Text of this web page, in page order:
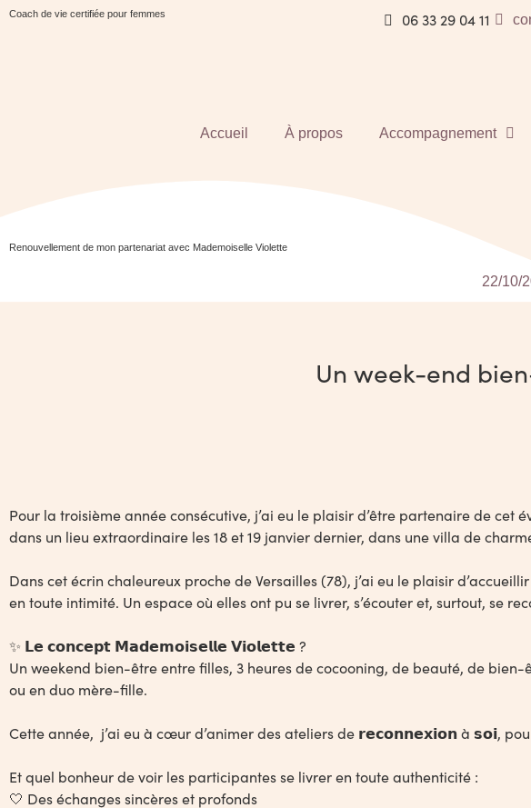
Coach de vie certifiée pour femmes 06 33 29 04 11
Accueil À propos Accompagnement
Renouvellement de mon partenariat avec Mademoiselle Violette
22/10/
Un week-end
Pour la troisième année consécutive, j’ai eu le plaisir d’être partenaire de cet
dans un lieu extraordinaire les 18 et 19 janvier dernier, dans une villa de
Dans cet écrin chaleureux proche de Versailles (78), j’ai eu le plaisir
en toute intimité. Un espace où elles ont pu se livrer, s’écouter et, surtout, se
✨ 𝗟𝗲 𝗰𝗼𝗻𝗰𝗲𝗽𝘁 𝗠𝗮𝗱𝗲𝗺𝗼𝗶𝘀𝗲𝗹𝗹𝗲 𝗩𝗶𝗼𝗹𝗲𝘁𝘁𝗲 ?
Un weekend bien-être entre filles, 3 heures de cocooning, de beauté, de
ou en duo mère-fille.
Cette année, j’ai eu à cœur d’animer des ateliers de 𝗿𝗲𝗰𝗼𝗻𝗻𝗲𝘅𝗶𝗼𝗻 à 𝘀𝗼𝗶,
Et quel bonheur de voir les participantes se livrer en toute authenticité :
🤍 Des échanges sincères et profonds